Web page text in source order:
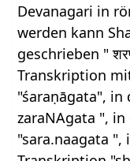
Devanagari in
werden kann
geschrieben "
Transkription
"śaraṇāgata", in
zaraNAgata ",
"sara.naagata